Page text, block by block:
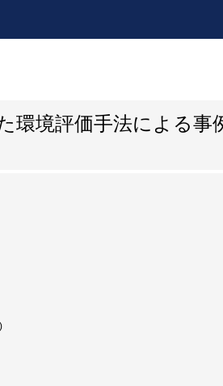
環境評価手法による事